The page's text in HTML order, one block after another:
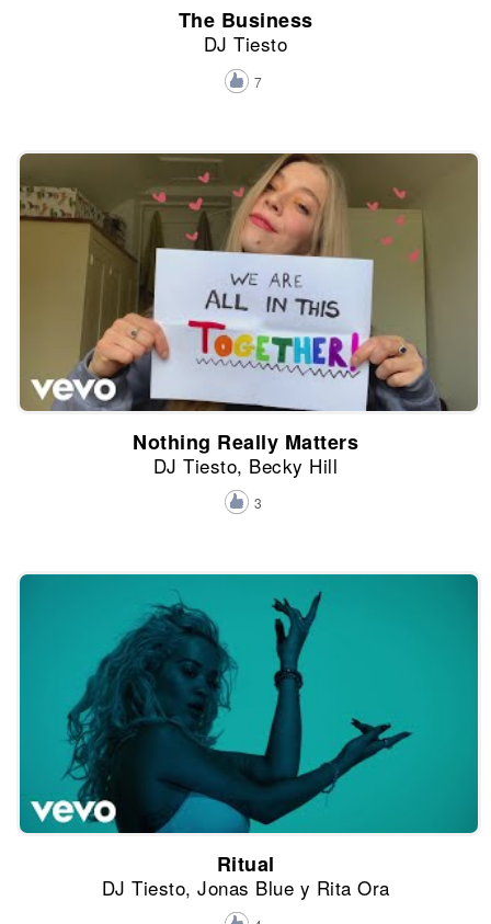
The Business
DJ Tiesto
7
Nothing Really Matters
DJ Tiesto, Becky Hill
3
Ritual
DJ Tiesto, Jonas Blue y Rita Ora